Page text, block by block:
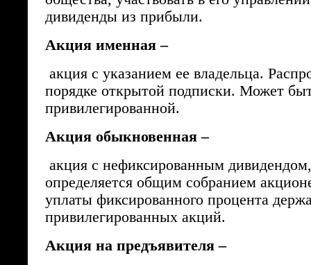
дивиденды из прибыли.
Акция именная –
акция с указанием ее владельца.
порядке открытой подписки. Может
привилегированной.
Акция обыкновенная –
акция с нефиксированным
определяется общим собранием
уплаты фиксированного процента
привилегированных акций.
Акция на предъявителя –